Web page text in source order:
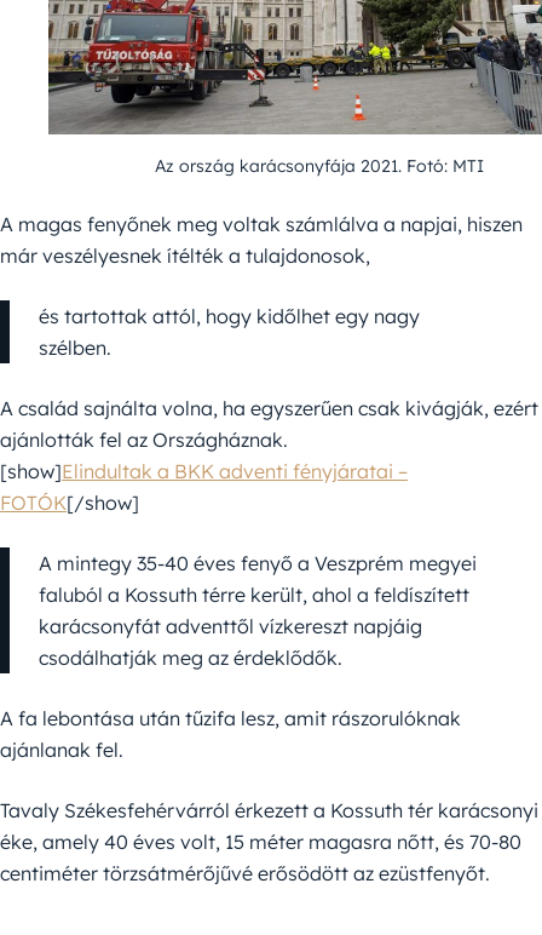
Az ország karácsonyfája 2021. Fotó: MTI
A magas fenyőnek meg voltak számlálva a napjai, hiszen
már veszélyesnek ítélték a tulajdonosok,
és tartottak attól, hogy kidőlhet egy nagy
szélben.
A család sajnálta volna, ha egyszerűen csak kivágják, ezért
ajánlották fel az Országháznak.
[show]Elindultak a BKK adventi fényjáratai –
FOTÓK[/show]
A mintegy 35-40 éves fenyő a Veszprém megyei
faluból a Kossuth térre került, ahol a feldíszített
karácsonyfát adventtől vízkereszt napjáig
csodálhatják meg az érdeklődők.
A fa lebontása után tűzifa lesz, amit rászorulóknak
ajánlanak fel.
Tavaly Székesfehérvárról érkezett a Kossuth tér karácsonyi
éke, amely 40 éves volt, 15 méter magasra nőtt, és 70-80
centiméter törzsátmérőjűvé erősödött az ezüstfenyőt.